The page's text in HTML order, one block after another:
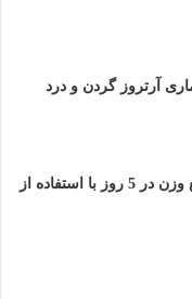
آرتروز گردن و درد
آموزش کم کردن سریع وزن در 5 روز با استفاده از